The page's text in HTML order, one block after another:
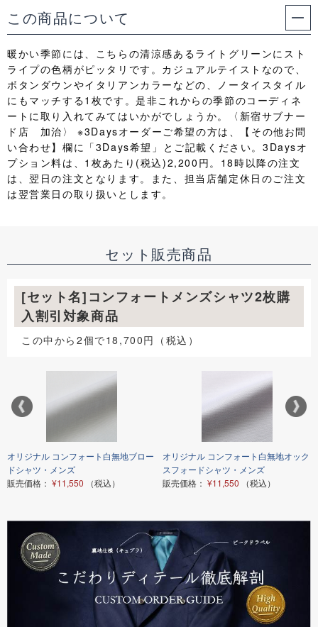
この商品について
暖かい季節には、こちらの清涼感あるライトグリーンにスト
ライプの色柄がピッタリです。カジュアルテイストなので、
ボタンダウンやイタリアンカラーなどの、ノータイスタイル
にもマッチする1枚です。是非これからの季節のコーディネ
ートに取り入れてみてはいかがでしょうか。〈新宿サブナー
ド店 加治〉 ※3Daysオーダーご希望の方は、【その他お問
い合わせ】欄に「3Days希望」とご記載ください。3Daysオ
プション料は、1枚あたり(税込)2,200円。18時以降の注文
は、翌日の注文となります。また、担当店舗定休日のご注文
は翌営業日の取り扱いとします。
セット販売商品
[セット名]コンフォートメンズシャツ2枚購
入割引対象商品
この中から2個で18,700円（税込）
オリジナル コンフォート白無地ブロー
ドシャツ・メンズ
販売価格： ¥11,550 （税込）
オリジナル コンフォート白無地オック
スフォードシャツ・メンズ
販売価格： ¥11,550 （税込）